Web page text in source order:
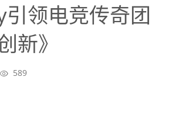
引领电竞传奇团
新》
589